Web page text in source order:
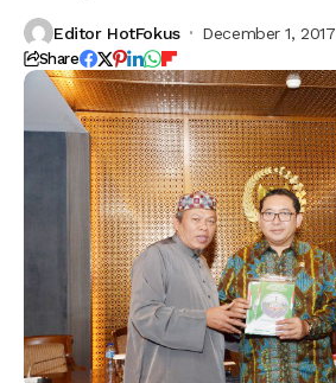
Editor HotFokus December 1, 2017
Share